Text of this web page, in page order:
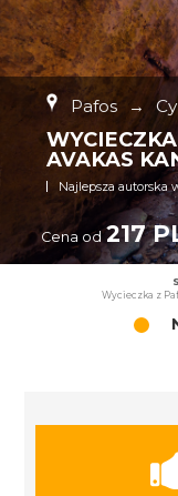
Pafos →
AVAKAS
Najlepsza autorska
Cena od 217
Wycieczka z